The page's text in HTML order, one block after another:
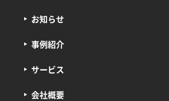
サービス
事例紹介
会社概要
お知らせ